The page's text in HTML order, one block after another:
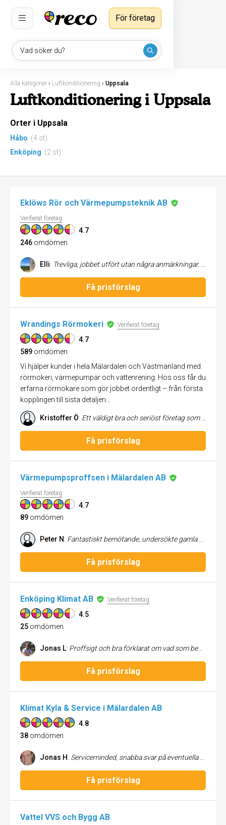
Vad söker du?
För företag
Alla kategorier › Luftkonditionering › Uppsala
Luftkonditionering i Uppsala
Orter i Uppsala
Håbo (4 st)
Enköping (2 st)
Eklöws Rör och Värmepumpsteknik AB
Verifierat företag
4.7
246 omdömen
Elli: Trevliga, jobbet utfört utan några anmärkningar. Jättenöjd och kommer säkert anlita dom igen. Även kostnaden på jobben dom utför känns lite mer humana än vad andra rörisar tar i Bålsta /Håbo.
Få prisförslag
Wrandings Rörmokeri Verifierat företag
4.7
589 omdömen
Vi hjälper kunder i hela Mälardalen och Västmanland med
rörmokeri, värmepumpar och vattenrening. Hos oss får du
erfarna rörmokare som gör jobbet ordentligt – från första
kopplingen till sista detaljen...
Kristoffer Ö: Ett väldigt bra och seriöst företag som är otroligt serviceinriktade! Otroligt trevlig personal/montörer som gör det bästa för kunden. Inte dom billigaste och heller absolut inte dom dyraste men man får verkligen valuta för pengarna. Jag har haft med Bålsta VVS och göra i ett ex antal år och det kommer jag också fortsätta att ha framöver.
Få prisförslag
Värmepumpsproffsen i Mälardalen AB
Verifierat företag
4.7
89 omdömen
Peter N: Fantastiskt bemötande, undersökte gamla pumpen och lämnade kostnadsförslag avseende reparation. Lämnade offert avseende nyinstallation. Kom på utsatt tid och arbetade snabbt och effektivt, bättre pch snyggare installatipn av den nya pumpen. Vi är mycket nöjda med resultatet.
Få prisförslag
Enköping Klimat AB Verifierat företag
4.5
25 omdömen
Jonas L: Proffsigt och bra förklarat om vad som behövde göras
Få prisförslag
Klimat Kyla & Service i Mälardalen AB
4.8
38 omdömen
Jonas H: Serviceminded, snabba svar på eventuella frågor, väl utfört arbete och en bra uppföljning! Mkt nöjd!
Få prisförslag
Vattel VVS och Bygg AB